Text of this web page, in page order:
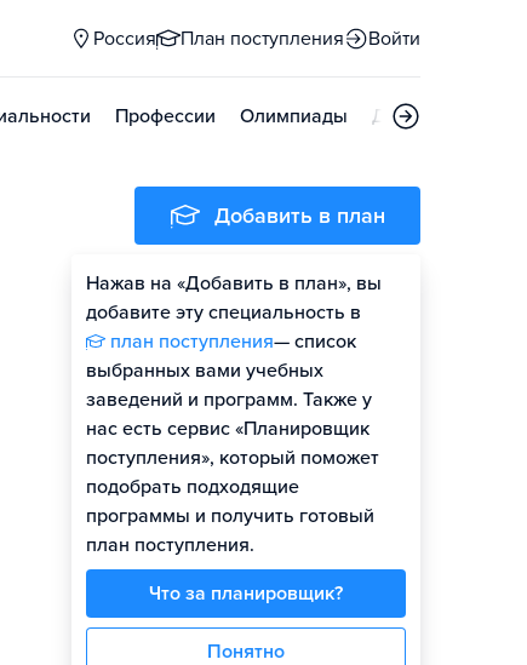
Россия План поступления Войти
Профессии Олимпиады Дни открытых
Добавить в план
Нажав на «Добавить в план», вы
добавите эту специальность в
план поступления— список
выбранных вами учебных
заведений и программ. Также у
нас есть сервис «Планировщик
поступления», который поможет
подобрать подходящие
программы и получить готовый
план поступления.
Что за планировщик?
Понятно